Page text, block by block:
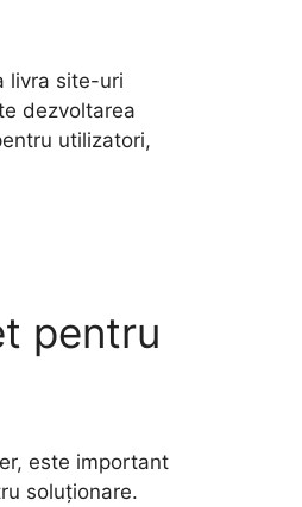
livra site-uri
dezvoltarea
utilizatori,
pentru
este important
soluționare.